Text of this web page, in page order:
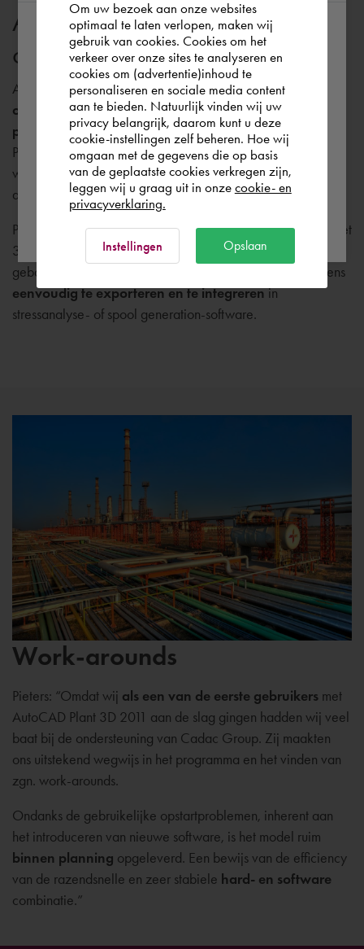
AutoCAD Plant 3D is inmiddels
onmisbaar
AutoCAD 3D Plant wordt door velen beschouwd als een
onmisbare tool bij met name degrotere
procesinstallatieprojecten. Data tussen het 3D-model,
P&ID’s en de isometrische- en orthografische tekeningen
wordt automatisch uitgewisseld waardoor deze altijd
accuraat, consistent en up-to-date is.
Plant 3D maakt gebruik van het DWG-formaat, waardoor het
3D-model ook door andere disciplines met AutoCAD-
gebaseerde software te openen is. Daarnaast zijn gegevens
eenvoudig te exporteren en te integrerenin
stressanalyse- of spool generation-software.
Work-arounds
Pieters: “Omdat wij als een van de eerste gebruikers met
AutoCAD Plant 3D 2011 aan de slag gingen hadden wij veel
baat bij de ondersteuning van Cadac Group. Zij maakten
ons uitstekend wegwijs in het programma en het vinden van
zgn. work-arounds.
Ondanks de gebruikelijke opstartproblemen, inherent aan
het introduceren van nieuwe software, is het model ruim
binnen planning opgeleverd. Een bewijs van de efficiency
van de razendsnelle en zeer stabiele hard- en software
combinatie.”
According to us you are situated in Rest of
the world. Please confirm in which country
you wish to shop.
België Rest of the world
Om uw bezoek aan onze websites
optimaal te laten verlopen, maken wij
gebruik van cookies. Cookies om het
verkeer over onze sites te analyseren en
cookies om (advertentie)inhoud te
personaliseren en sociale media content
aan te bieden. Natuurlijk vinden wij uw
privacy belangrijk, daarom kunt u deze
cookie-instellingen zelf beheren. Hoe wij
omgaan met de gegevens die op basis
van de geplaatste cookies verkregen zijn,
leggen wij u graag uit in onze cookie- en
privacyverklaring.
Instellingen Opslaan